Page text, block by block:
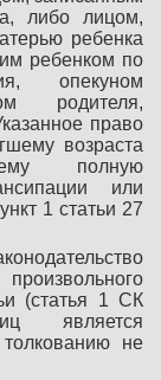
либо лицом,
ребенка
ребенком по
опекуном
родителя,
право
возраста
полную
или
1 статьи 27
(статья 1 СК
является
не